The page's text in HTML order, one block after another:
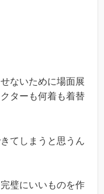
ないために場面展
ターも何着も着替
てしまうと思うん
璧にいいものを作